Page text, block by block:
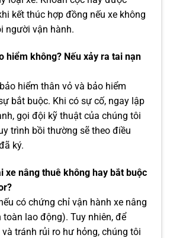
kết thúc hợp đồng nếu xe không
người vận hành.
hiểm không? Nếu xảy ra tai nạn
hiểm thân vỏ và bảo hiểm
bắt buộc. Khi có sự cố, ngay lập
gọi đội kỹ thuật của chúng tôi
trình bồi thường sẽ theo điều
ký.
xe nâng thuê không hay bắt buộc
có chứng chỉ vận hành xe nâng
toàn lao động). Tuy nhiên, để
tránh rủi ro hư hỏng, chúng tôi